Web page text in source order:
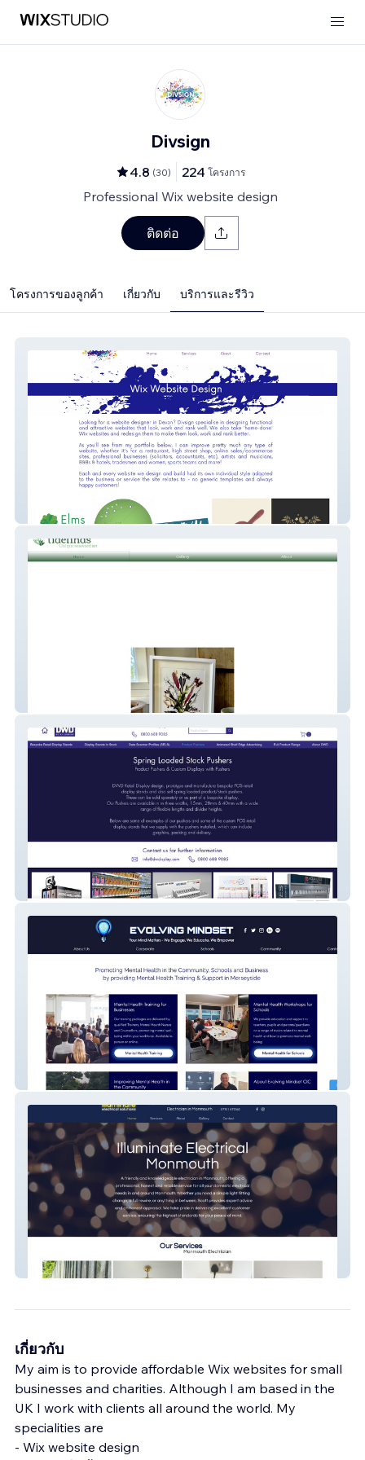
Divsign
4.8 (30) 224 โครงการ
Professional Wix website design
ติดต่อ
โครงการของลูกค้า เกี่ยวกับ บริการและรีวิว
Divsign Website Design in Devon
Tide Finds Seaweed Art
DWD Retail Display
Evolving Mindset
Illuminate Electrical
เกี่ยวกับ
My aim is to provide affordable Wix websites for small
businesses and charities. Although I am based in the
UK I work with clients all around the world. My
specialities are
- Wix website design